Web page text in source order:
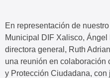
En representación de
Municipal DIF Xalisco,
directora general, Ruth
una reunión en colaboración
y Protección Ciudadana, con